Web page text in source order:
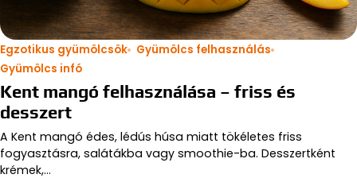
Egzotikus gyümölcsök
Gyümölcs felhasználás
Gyümölcs infó
Kent mangó felhasználása – friss és
desszert
A Kent mangó édes, lédús húsa miatt tökéletes friss
fogyasztásra, salátákba vagy smoothie-ba. Desszertként
krémek,…